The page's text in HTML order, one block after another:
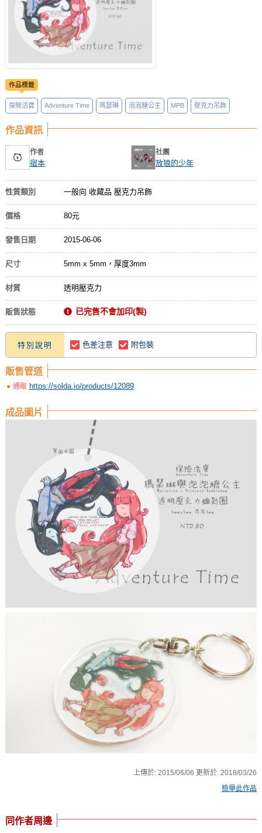
作品標籤
探險活寶 Adventure Time 瑪瑟琳 泡泡糖公主 MPB 壓克力吊飾
作品資訊
作者
宿本
社團
放狼的少年
性質類別 一般向 收藏品 壓克力吊飾
價格 80元
發售日期 2015-06-06
尺寸 5mm x 5mm，厚度3mm
材質 透明壓克力
販售狀態 已完售不會加印(製)
特別說明 色差注意 附包裝
販售管道
通販 https://solda.io/products/12089
成品圖片
上傳於:2015/06/06 更新於:2018/03/26
檢舉此作品
同作者周邊